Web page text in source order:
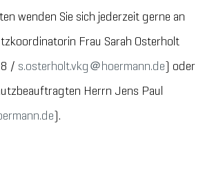
wenden Sie sich jederzeit gerne an
Frau Sarah Osterholt
/ s.osterholt.vkg＠hoermann.de) oder
Herrn Jens Paul
).